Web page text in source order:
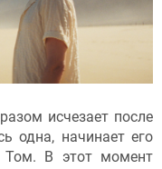
исчезает после
одна, начинает его
Том. В этот момент